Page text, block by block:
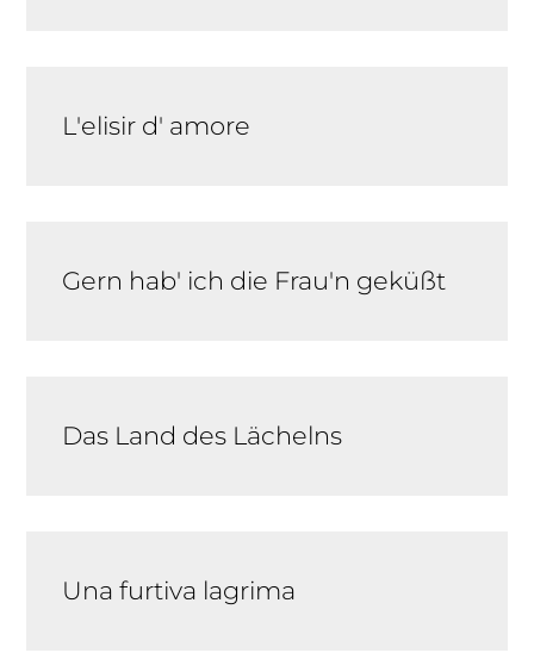
L'elisir d' amore
Gern hab' ich die Frau'n geküßt
Das Land des Lächelns
Una furtiva lagrima